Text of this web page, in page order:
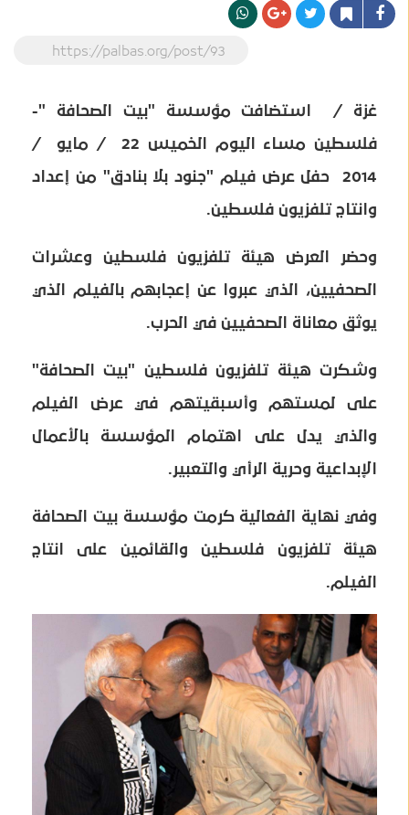
https://palbas.org/post/93
غزة / استضافت مؤسسة "بيت الصحافة "-
فلسطين مساء اليوم الخميس 22 / مايو /
2014 حفل عرض فيلم "جنود بلا بنادق" من إعداد
وانتاج تلفزيون فلسطين.
وحضر العرض هيئة تلفزيون فلسطين وعشرات
الصحفيين، الذي عبروا عن إعجابهم بالفيلم الذي
يوثق معاناة الصحفيين في الحرب.
وشكرت هيئة تلفزيون فلسطين "بيت الصحافة"
على لمستهم وأسبقيتهم في عرض الفيلم
والذي يدل على اهتمام المؤسسة بالأعمال
الإبداعية وحرية الرأي والتعبير.
وفي نهاية الفعالية كرمت مؤسسة بيت الصحافة
هيئة تلفزيون فلسطين والقائمين على انتاج
الفيلم.